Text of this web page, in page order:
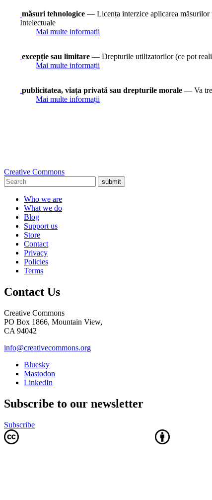
măsuri tehnologice — Licența interzice aplicarea
Intelectuale
Mai multe informații
excepție sau limitare — Drepturile utilizatorilor (ce pot
Mai multe informații
publicitatea, viața privată sau drepturile morale — Va
Mai multe informații
Creative Commons
submit
Who we are
What we do
Blog
Support us
Store
Contact
Privacy
Policies
Terms
Contact Us
Creative Commons
PO Box 1866, Mountain View,
CA 94042
info@creativecommons.org
Bluesky
Mastodon
LinkedIn
Subscribe to our newsletter
Subscribe